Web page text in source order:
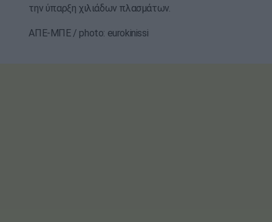
την ύπαρξη χιλιάδων πλασμάτων.
ΑΠΕ-ΜΠΕ / photo: eurokinissi